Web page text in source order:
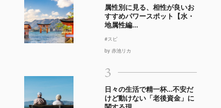
属性別に見る、相性が良いお
すすめパワースポット【水・
地属性編...
#スピ
by 赤池リカ
3
日々の生活で精一杯…不安だ
けど動けない「老後資金」に